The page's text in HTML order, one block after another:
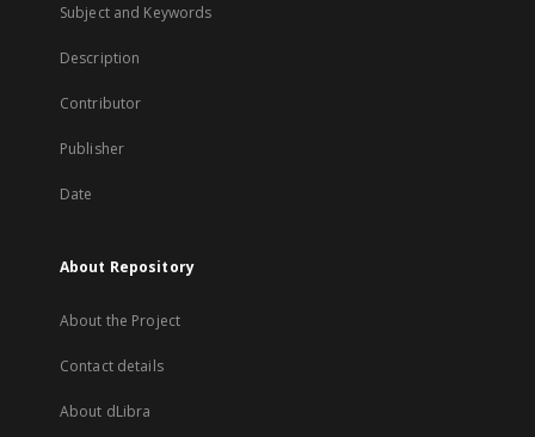
Subject and Keywords
Description
Contributor
Publisher
Date
About Repository
About the Project
Contact details
About dLibra